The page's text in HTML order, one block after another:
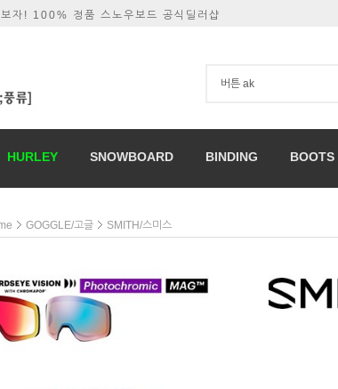
자! 100% 정품 스노우보드 공식딜러샵
HURLEY SNOWBOARD BINDING BOOTS
GOGGLE/고글 SMITH/스미스